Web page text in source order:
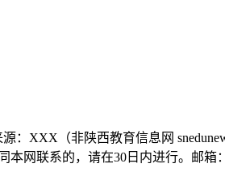
：XXX（非陕西教育信息网
网联系的，请在30日内进行。邮箱：